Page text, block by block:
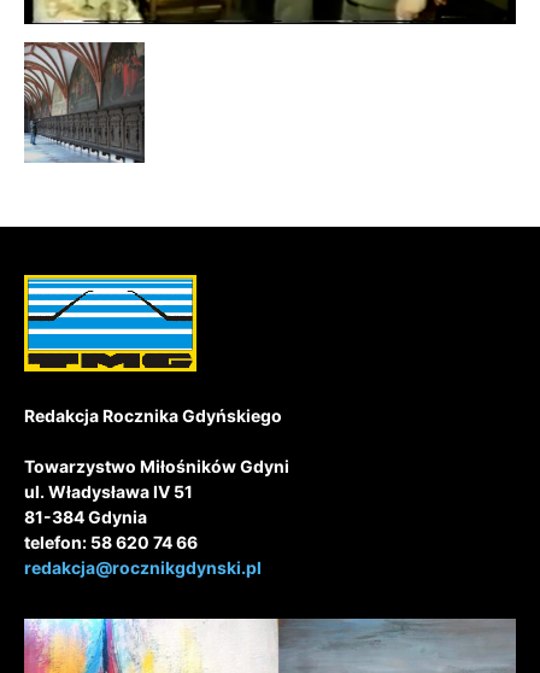
Redakcja Rocznika Gdyńskiego
Towarzystwo Miłośników Gdyni
ul. Władysława IV 51
81-384 Gdynia
telefon: 58 620 74 66
redakcja@rocznikgdynski.pl